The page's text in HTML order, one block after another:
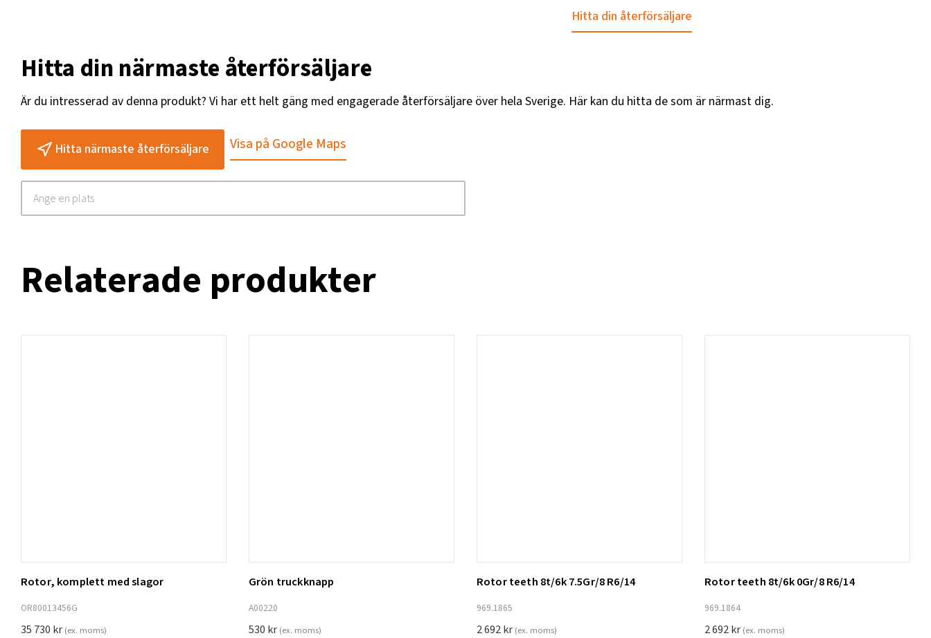
Hitta din återförsäljare
Hitta din närmaste återförsäljare
Är du intresserad av denna produkt? Vi har ett helt gäng med engagerade återförsäljare över hela Sverige. Här kan du hitta de som är närmast dig.
Hitta närmaste återförsäljare Visa på Google Maps
Relaterade produkter
Lägg till i varukorg
Rotor, komplett med slagor
OR80013456G
35 730 kr (ex. moms)
Lägg till i varukorg
Grön truckknapp
A00220
530 kr (ex. moms)
Lägg till i varukorg
Rotor teeth 8t/6k 7.5Gr/8 R6/14
969.1865
2 692kr (ex. moms)
Rotor teeth 8t/6k 0Gr/8 R6/14
969.1864
2 692kr (ex. moms)